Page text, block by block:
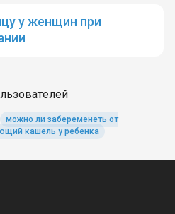
у женщин при
можно ли забеременеть от
кашель у ребенка